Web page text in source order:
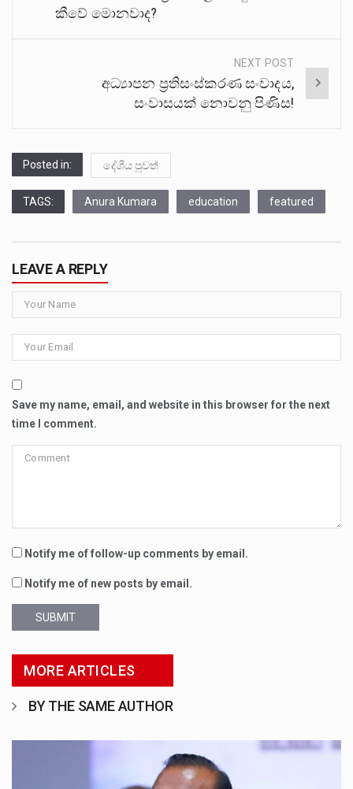
කීවේ මොනවාද?
NEXT POST
අධ්‍යාපන ප්‍රතිසංස්කරණ සංවාදය,
සංවාසයක් නොවනු පිණිස!
Posted in: දේශීය පුවත්
TAGS: Anura Kumara education featured
LEAVE A REPLY
Save my name, email, and website in this browser for the next
time I comment.
Notify me of follow-up comments by email.
Notify me of new posts by email.
SUBMIT
MORE ARTICLES
BY THE SAME AUTHOR